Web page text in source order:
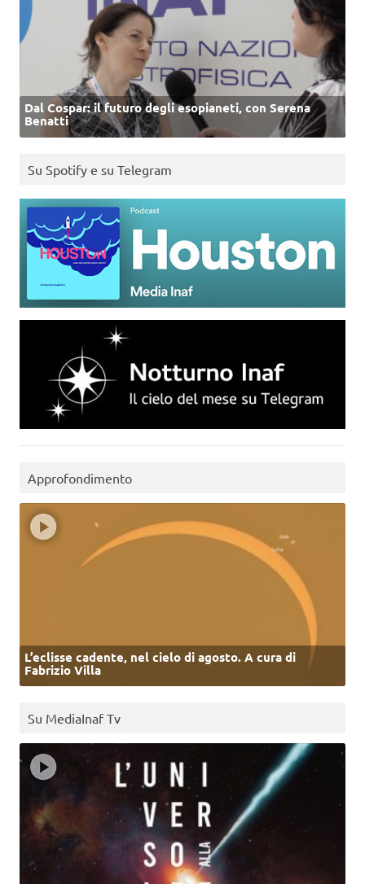
Dal Cospar: il futuro degli esopianeti, con Serena
Benatti
Su Spotify e su Telegram
Approfondimento
L’eclisse cadente, nel cielo di agosto. A cura di
Fabrizio Villa
Su MediaInaf Tv